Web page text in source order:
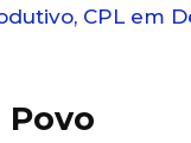
CPL em
Povo